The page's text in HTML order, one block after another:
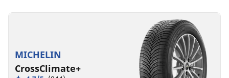
MICHELIN
CrossClimate+